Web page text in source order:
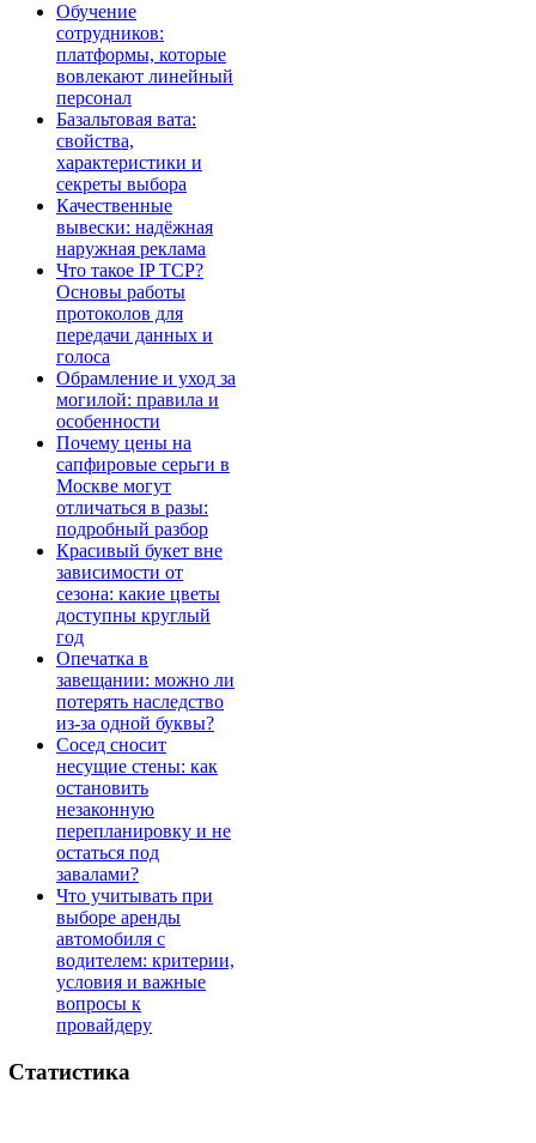
Обучение
сотрудников:
платформы, которые
вовлекают линейный
персонал
Базальтовая вата:
свойства,
характеристики и
секреты выбора
Качественные
вывески: надёжная
наружная реклама
Что такое IP TCP?
Основы работы
протоколов для
передачи данных и
голоса
Обрамление и уход за
могилой: правила и
особенности
Почему цены на
сапфировые серьги в
Москве могут
отличаться в разы:
подробный разбор
Красивый букет вне
зависимости от
сезона: какие цветы
доступны круглый
год
Опечатка в
завещании: можно ли
потерять наследство
из-за одной буквы?
Сосед сносит
несущие стены: как
остановить
незаконную
перепланировку и не
остаться под
завалами?
Что учитывать при
выборе аренды
автомобиля с
водителем: критерии,
условия и важные
вопросы к
провайдеру
Статистика